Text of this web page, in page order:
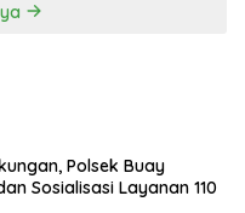
Polsek Buay
Sosialisasi Layanan 110